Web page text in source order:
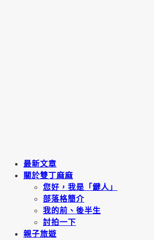
最新文章
關於雙丁麻麻
您好，我是「鍵人」
部落格簡介
我的前、後半生
討拍一下
親子旅遊